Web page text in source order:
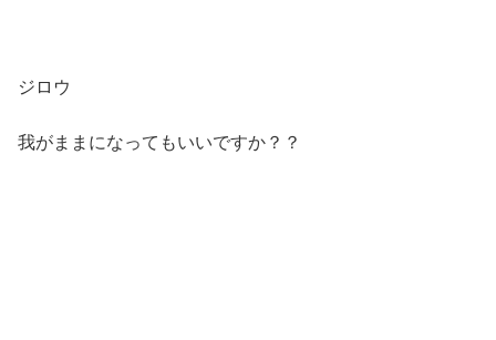
ジロウ
我がままになってもいいですか？？